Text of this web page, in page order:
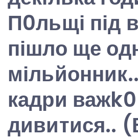
П0льщі під
пішло ще
кадри важk0
дивитися..